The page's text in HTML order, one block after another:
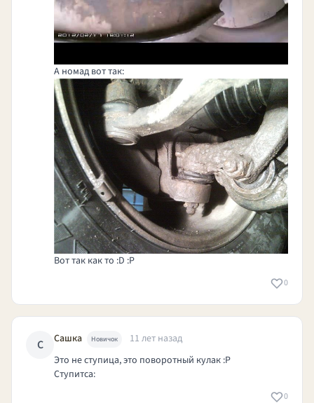
А номад вот так:
Вот так как то :D :P
0
С Сашка Новичок
11 лет назад
Это не ступица, это поворотный кулак :P
Ступитса:
0